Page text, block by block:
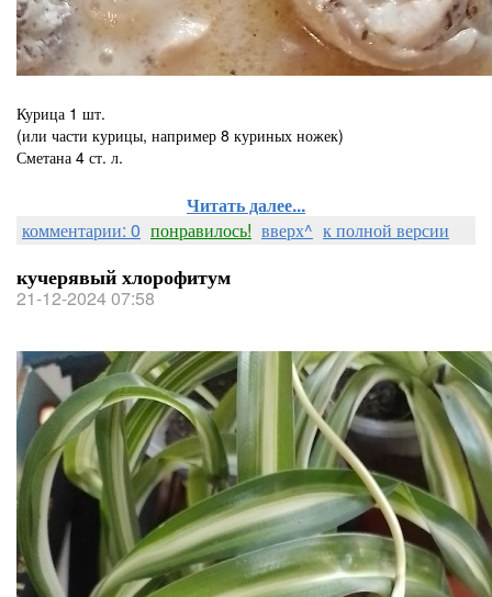
Курица 1 шт.
(или части курицы, например 8 куриных ножек)
Сметана 4 ст. л.
Читать далее...
комментарии: 0 понравилось! вверх^ к полной версии
кучерявый хлорофитум
21-12-2024 07:58